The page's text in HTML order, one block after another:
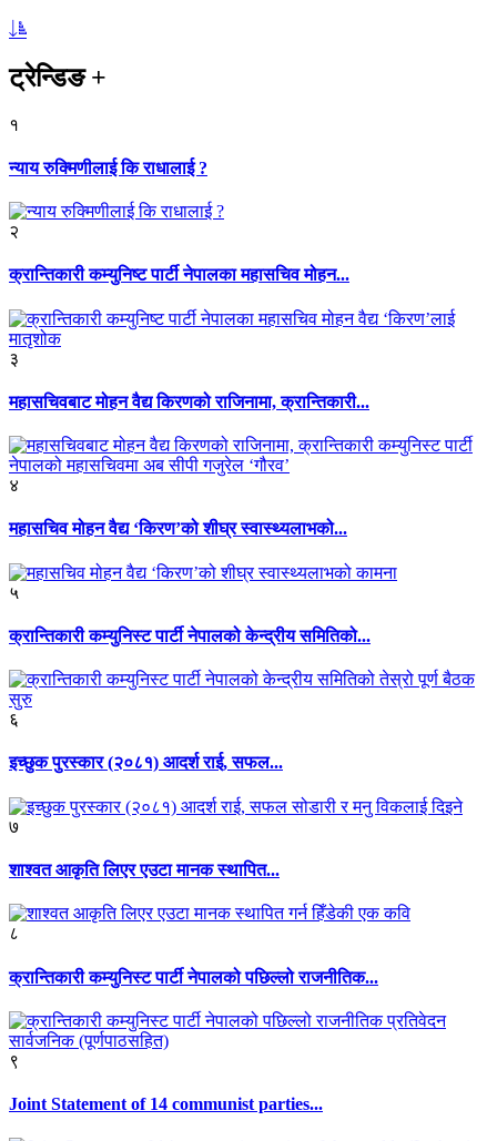
ट्रेन्डिङ+
१
न्याय रुक्मिणीलाई कि राधालाई ?
२
क्रान्तिकारी कम्युनिष्ट पार्टी नेपालका महासचिव मोहन...
३
महासचिवबाट मोहन वैद्य किरणको राजिनामा, क्रान्तिकारी...
४
महासचिव मोहन वैद्य ‘किरण’को शीघ्र स्वास्थ्यलाभको...
५
क्रान्तिकारी कम्युनिस्ट पार्टी नेपालको केन्द्रीय समितिको...
६
इच्छुक पुरस्कार (२०८१) आदर्श राई, सफल...
७
शाश्वत आकृति लिएर एउटा मानक स्थापित...
८
क्रान्तिकारी कम्युनिस्ट पार्टी नेपालको पछिल्लो राजनीतिक...
९
Joint Statement of 14 communist parties...